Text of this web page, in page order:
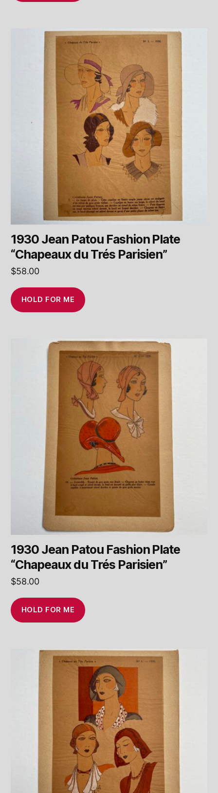
1930 Jean Patou Fashion Plate
“Chapeaux du Trés Parisien”
$58.00
HOLD FOR ME
1930 Jean Patou Fashion Plate
“Chapeaux du Trés Parisien”
$58.00
HOLD FOR ME